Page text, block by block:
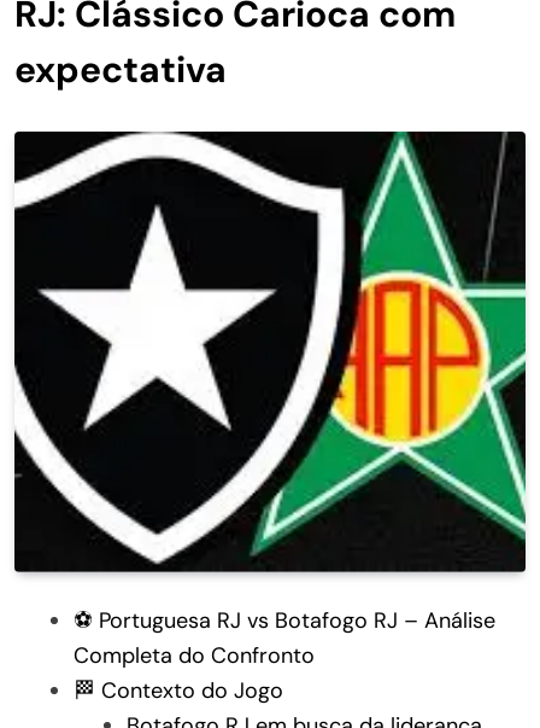
RJ: Clássico Carioca com
expectativa
⚽ Portuguesa RJ vs Botafogo RJ – Análise
Completa do Confronto
🏁 Contexto do Jogo